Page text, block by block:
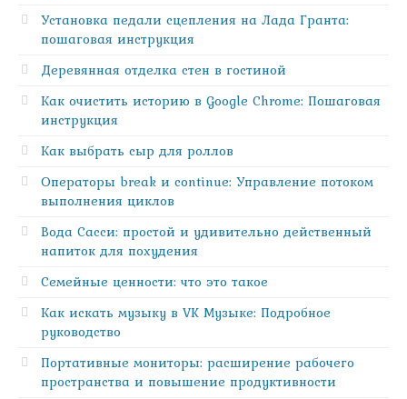
Установка педали сцепления на Лада Гранта:
пошаговая инструкция
Деревянная отделка стен в гостиной
Как очистить историю в Google Chrome: Пошаговая
инструкция
Как выбрать сыр для роллов
Операторы break и continue: Управление потоком
выполнения циклов
Вода Сасси: простой и удивительно действенный
напиток для похудения
Семейные ценности: что это такое
Как искать музыку в VK Музыке: Подробное
руководство
Портативные мониторы: расширение рабочего
пространства и повышение продуктивности